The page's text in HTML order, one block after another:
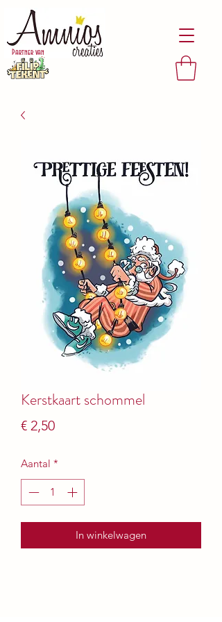
Partner van
Kerstkaart schommel
€ 2,50Prijs
Aantal *
In winkelwagen